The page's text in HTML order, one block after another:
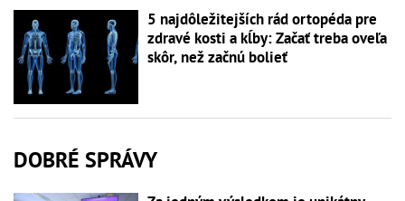
5 najdôležitejších rád ortopéda pre
zdravé kosti a kĺby: Začať treba oveľa
skôr, než začnú bolieť
DOBRÉ SPRÁVY